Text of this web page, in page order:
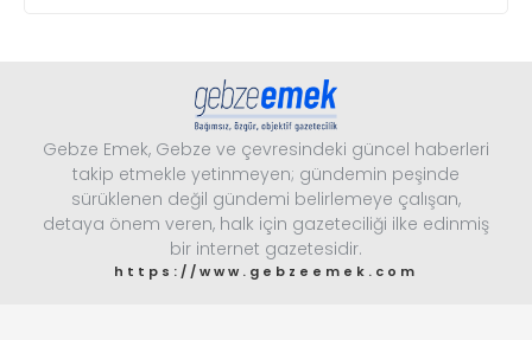
Gebze Emek, Gebze ve çevresindeki güncel haberleri
takip etmekle yetinmeyen; gündemin peşinde
sürüklenen değil gündemi belirlemeye çalışan,
detaya önem veren, halk için gazeteciliği ilke edinmiş
bir internet gazetesidir.
https://www.gebzeemek.com